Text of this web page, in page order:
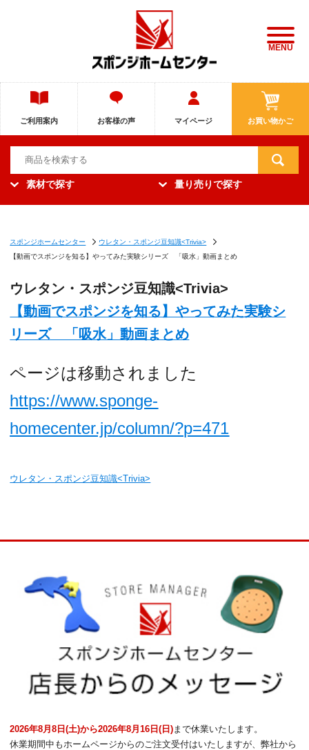
MENU
お買い物かご
マイページ
お客様の声
ご利用案内
素材で探す 量り売りで探す
スポンジホームセンター
ウレタン・スポンジ豆知識<Trivia>
【動画でスポンジを知る】やってみた実験シリーズ 「吸水」動画まとめ
ウレタン・スポンジ豆知識<Trivia>
【動画でスポンジを知る】やってみた実験シ
リーズ 「吸水」動画まとめ
ページは移動されました
https://www.sponge-
homecenter.jp/column/?p=471
ウレタン・スポンジ豆知識<Trivia>
2026年8月8日(土)から2026年8月16日(日) まで休業いたします。
休業期間中もホームページからのご注文受付はいたしますが、弊社から